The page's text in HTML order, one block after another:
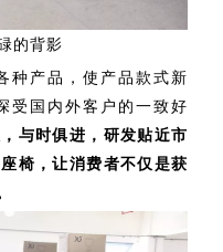
的背影
种产品，使产品款式新
受国内外客户的一致好
与时俱进，研发贴近市
椅，让消费者不仅是获